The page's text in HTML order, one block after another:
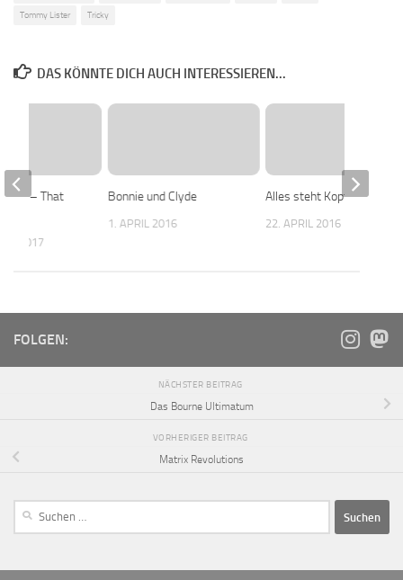
Tommy Lister Tricky
DAS KÖNNTE DICH AUCH INTERESSIEREN...
Bonnie und Clyde
1. APRIL 2016
Alles steht Kopf
22. APRIL 2016
– That
2017
FOLGEN:
NÄCHSTER BEITRAG
Das Bourne Ultimatum
VORHERIGER BEITRAG
Matrix Revolutions